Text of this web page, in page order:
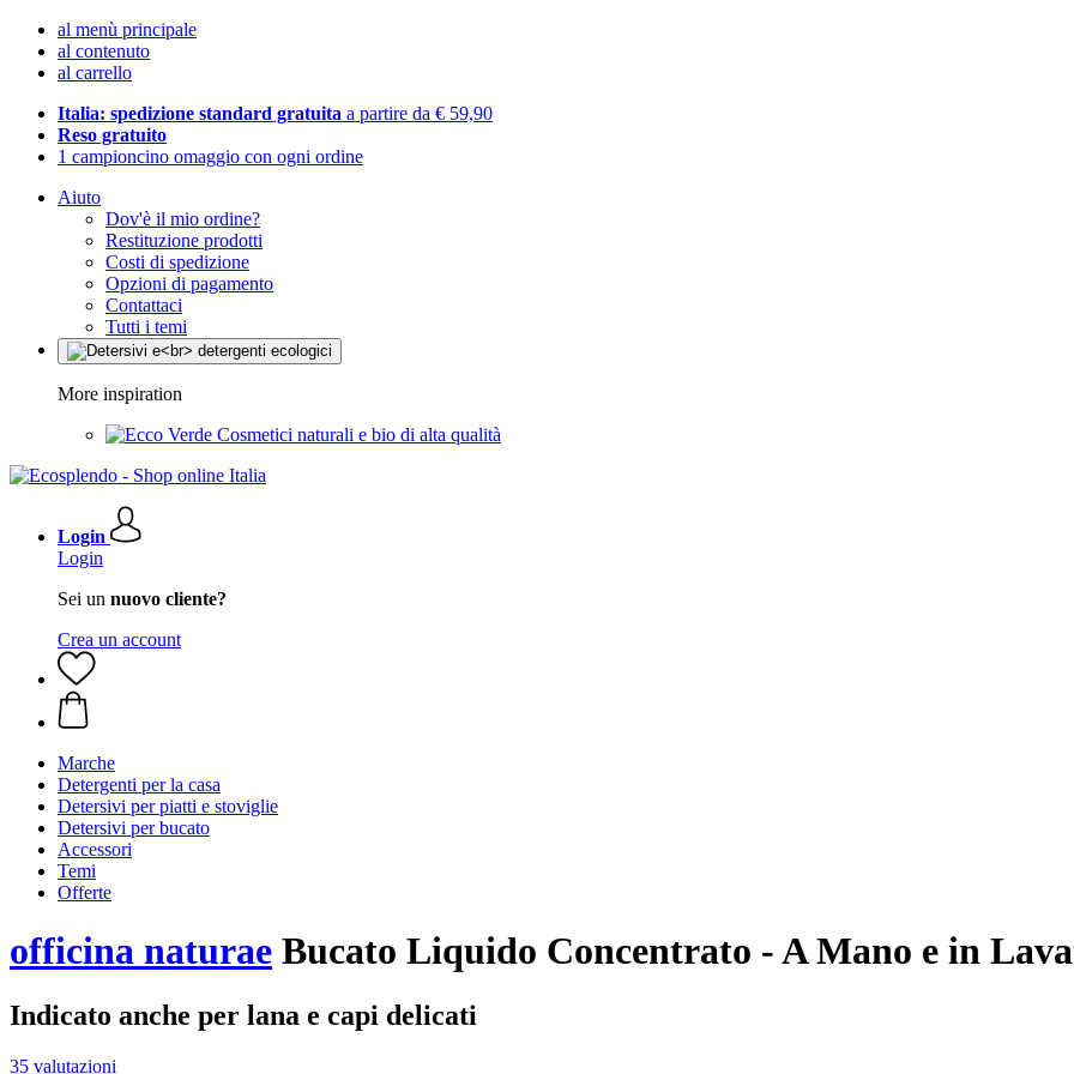
al menù principale
al contenuto
al carrello
Italia: spedizione standard gratuita a partire da € 59,90
Reso gratuito
1 campioncino omaggio con ogni ordine
Aiuto
Dov'è il mio ordine?
Restituzione prodotti
Costi di spedizione
Opzioni di pagamento
Contattaci
Tutti i temi
More inspiration
Cosmetici naturali e bio di alta qualità
Login
Login
Sei un nuovo cliente?
Crea un account
Marche
Detergenti per la casa
Detersivi per piatti e stoviglie
Detersivi per bucato
Accessori
Temi
Offerte
officina naturae Bucato Liquido Concentrato - A Mano e in
Indicato anche per lana e capi delicati
35 valutazioni